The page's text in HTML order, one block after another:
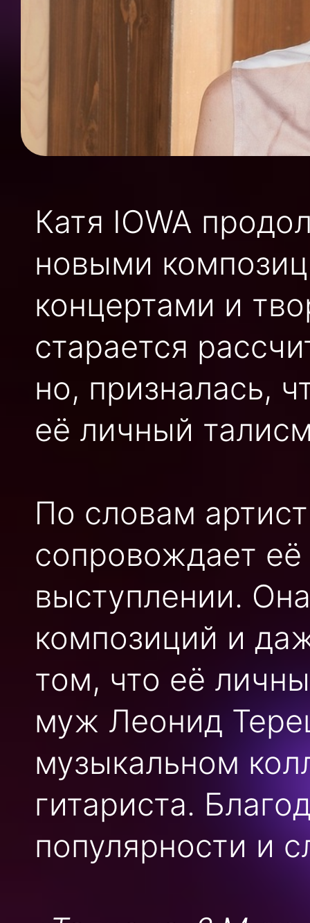
Катя IOWA
новыми
концертами и
старается
но, призналась,
её личный
По словам
сопровождает
выступлении.
композиций и
том, что её
муж Леонид
музыкальном
гитариста.
популярности и